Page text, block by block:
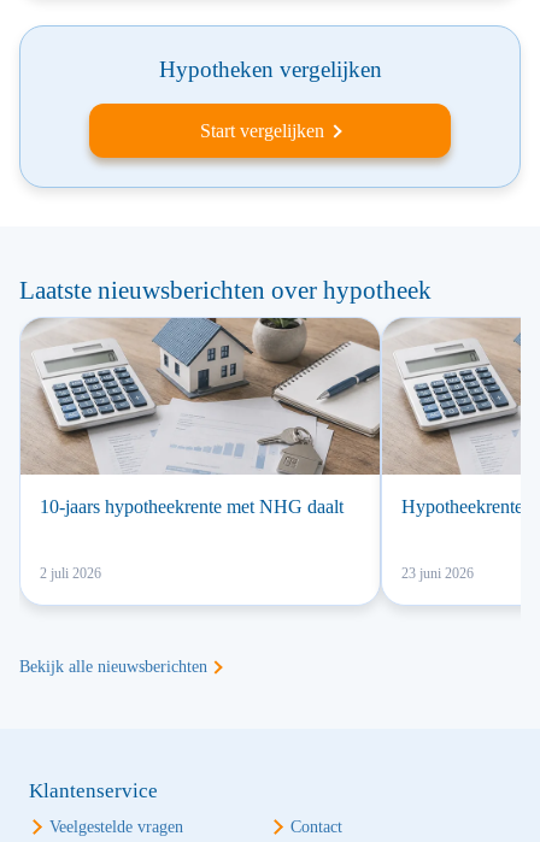
Hypotheken vergelijken
Start vergelijken
Laatste nieuwsberichten over hypotheek
10-jaars hypotheekrente met NHG daalt
2 juli 2026
Hypotheekrente
23 juni 2026
Bekijk alle nieuwsberichten
Klantenservice
Veelgestelde vragen
Contact